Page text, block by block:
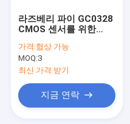
라즈베리 파이 GC0328
CMOS 센서를 위한
38x38mm USB 카메라
모듈
가격:협상 가능
MOQ:3
최신 가격 받기
지금 연락